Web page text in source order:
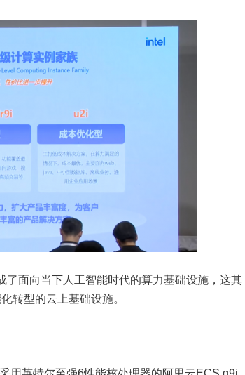
面向当下人工智能时代的算力基础设施，这其
转型的云上基础设施。